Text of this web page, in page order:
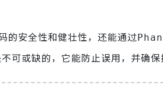
的安全性和健壮性，还能通过
可或缺的，它能防止误用，并确保